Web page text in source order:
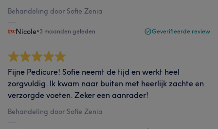
Behandeling door Sofie Zenia
Nicole•3 maanden geleden Geverifieerde review
Fijne Pedicure! Sofie neemt de tijd en werkt heel
zorgvuldig. Ik kwam naar buiten met heerlijk zachte en
verzorgde voeten. Zeker een aanrader!
Behandeling door Sofie Zenia